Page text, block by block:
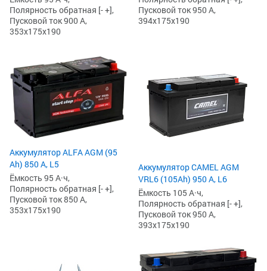
Полярность обратная [- +],
Пусковой ток 900 А,
353x175x190
Пусковой ток 950 А,
394x175x190
Аккумулятор ALFA AGM (95
Ah) 850 А, L5
Ёмкость 95 А·ч,
Полярность обратная [- +],
Пусковой ток 850 А,
353x175x190
Аккумулятор CAMEL AGM
VRL6 (105Ah) 950 А, L6
Ёмкость 105 А·ч,
Полярность обратная [- +],
Пусковой ток 950 А,
393x175x190